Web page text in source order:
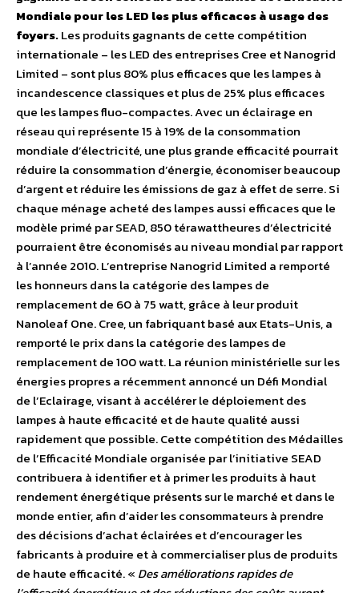
Mondiale pour les LED les plus efficaces à usage des
foyers.Les produits gagnants de cette compétition
internationale – les LED des entreprises Cree et Nanogrid
Limited – sont plus 80% plus efficaces que les lampes à
incandescence classiques et plus de 25% plus efficaces
que les lampes fluo-compactes. Avec un éclairage en
réseau qui représente 15 à 19% de la consommation
mondiale d’électricité, une plus grande efficacité pourrait
réduire la consommation d’énergie, économiser beaucoup
d’argent et réduire les émissions de gaz à effet de serre. Si
chaque ménage acheté des lampes aussi efficaces que le
modèle primé par SEAD, 850 térawattheures d’électricité
pourraient être économisés au niveau mondial par rapport
à l’année 2010. L’entreprise Nanogrid Limited a remporté
les honneurs dans la catégorie des lampes de
remplacement de 60 à 75 watt, grâce à leur produit
Nanoleaf One. Cree, un fabriquant basé aux Etats-Unis, a
remporté le prix dans la catégorie des lampes de
remplacement de 100 watt. La réunion ministérielle sur les
énergies propres a récemment annoncé un Défi Mondial
de l’Eclairage, visant à accélérer le déploiement des
lampes à haute efficacité et de haute qualité aussi
rapidement que possible. Cette compétition des Médailles
de l’Efficacité Mondiale organisée par l’initiative SEAD
contribuera à identifier et à primer les produits à haut
rendement énergétique présents sur le marché et dans le
monde entier, afin d’aider les consommateurs à prendre
des décisions d’achat éclairées et d’encourager les
fabricants à produire et à commercialiser plus de produits
de haute efficacité. « Des améliorations rapides de